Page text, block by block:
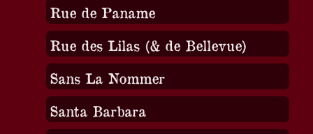
Rue de Paname
Rue des Lilas (& de Bellevue)
Sans La Nommer
Santa Barbara